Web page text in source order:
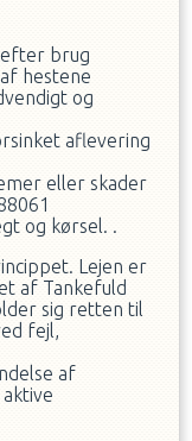
brug
hestene
og
aflevering
eller skader
og kørsel. .
Lejen er
af Tankefuld
sig retten til
fejl,
af